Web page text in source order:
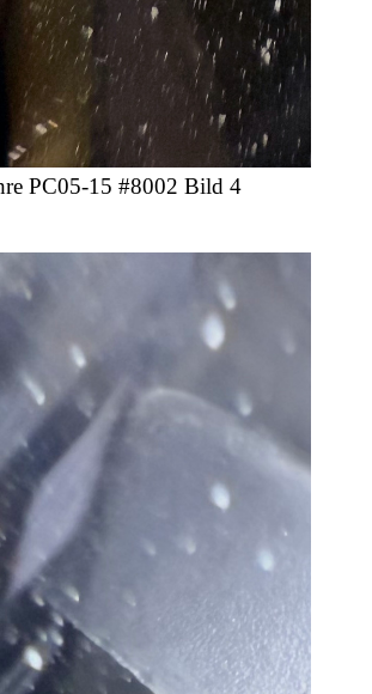
PC05-15 #8002 Bild 4